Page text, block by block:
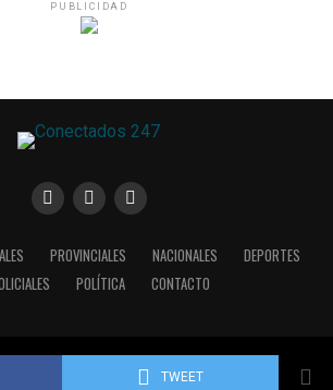
TWEET
PUBLICIDAD
PROVINCIALES NACIONALES
DEPORTES
POLÍTICA CONTACTO
© 2024 Conectados 24/7